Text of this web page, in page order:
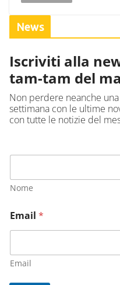
News
Iscriviti alla
tam-tam del
Non perdere neanche
settimana con le ultime
con tutte le notizie del
Nome
Email *
Email